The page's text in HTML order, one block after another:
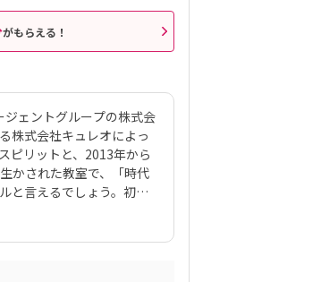
がもらえる！
ェントグループの株式会
株式会社キュレオによっ
ピリットと、2013年から
かされた教室で、「時代
と言えるでしょう。初級
のゲーム制作に挑戦。教
材「QUREO（キュレ
るのに、本格的な内容が